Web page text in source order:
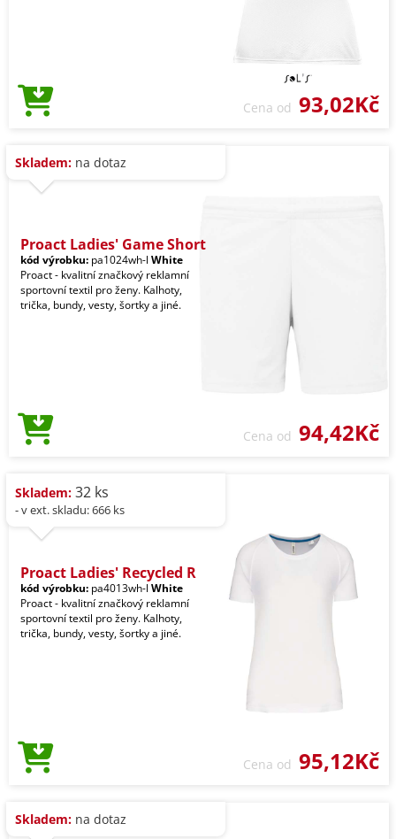
Cena od 93,02Kč
Skladem: na dotaz
Proact Ladies' Game Short
kód výrobku: pa1024wh-l White
Proact - kvalitní značkový reklamní
sportovní textil pro ženy. Kalhoty,
trička, bundy, vesty, šortky a jiné.
Cena od 94,42Kč
Skladem: 32 ks
- v ext. skladu: 666 ks
Proact Ladies' Recycled R
kód výrobku: pa4013wh-l White
Proact - kvalitní značkový reklamní
sportovní textil pro ženy. Kalhoty,
trička, bundy, vesty, šortky a jiné.
Cena od 95,12Kč
Skladem: na dotaz